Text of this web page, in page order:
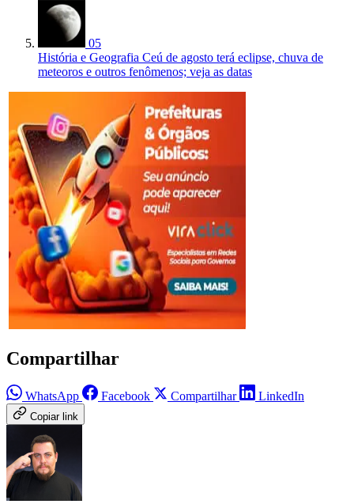
05
História e Geografia Ceú de agosto terá eclipse, chuva de
meteoros e outros fenômenos; veja as datas
Compartilhar
WhatsApp Facebook Compartilhar LinkedIn
Copiar link